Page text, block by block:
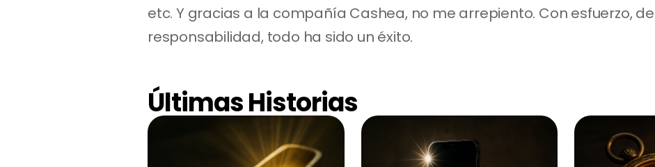
etc. Y gracias a la compañía Cashea, no me arrepiento. Con esfuerzo,
responsabilidad, todo ha sido un éxito.
Últimas Historias